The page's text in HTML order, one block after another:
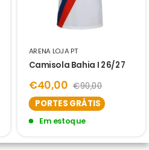
ARENA LOJA PT
Camisola Bahia I 26/27
€40,00 €90,00
PORTES GRÁTIS
Em estoque